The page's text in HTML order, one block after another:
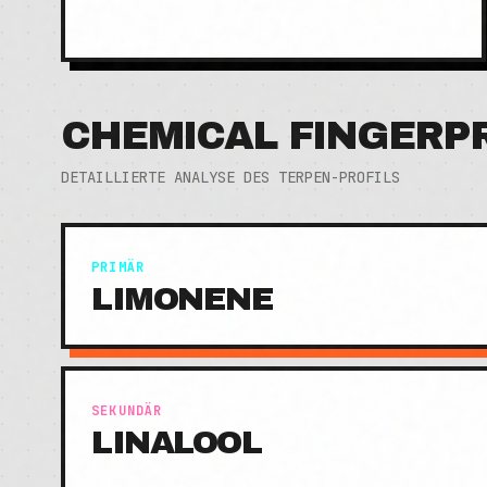
CHEMICAL
DETAILLIERTE ANALYSE DES TERPEN-PROFILS
PRIMÄR
LIMONENE
SEKUNDÄR
LINALOOL